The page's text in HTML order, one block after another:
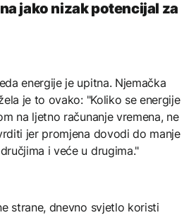
jako nizak potencijal za
energije je upitna. Njemačka
je to ovako: "Koliko se energije
na ljetno računanje vremena, ne
jer promjena dovodi do manje
i veće u drugima."
strane, dnevno svjetlo koristi